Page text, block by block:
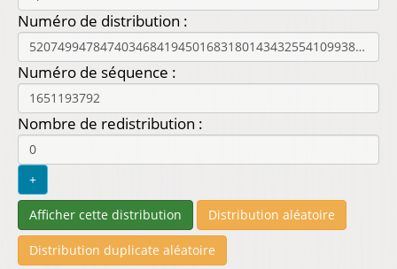
Numéro de distribution :
Numéro de séquence :
Nombre de redistribution :